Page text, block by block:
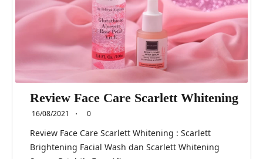
Review Face Care Scarlett Whitening
16/08/2021 0
Review Face Care Scarlett Whitening : Scarlett
Brightening Facial Wash dan Scarlett Whitening